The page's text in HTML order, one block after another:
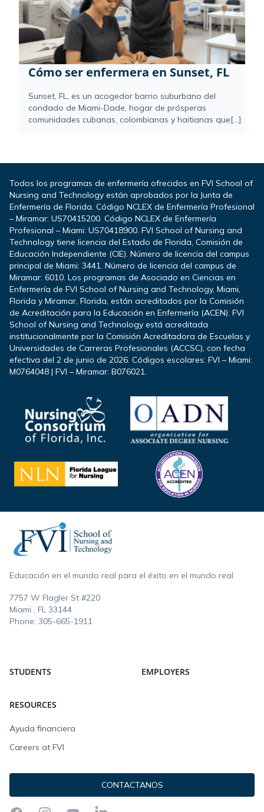
Cómo ser enfermera en Sunset, FL
Sunset, FL, es un acogedor barrio suburbano del
condado de Miami-Dade, hogar de prósperas
comunidades cubanas, colombianas y haitianas que[...]
Todos los programas de enfermería ofrecidos en FVI School of
Nursing and Technology están aprobados por la Junta de
Enfermería de Florida. Código NCLEX de Enfermería Profesional
– Miramar: US70415200. Código NCLEX de Enfermería
Profesional – Miami: US70418900. FVI School of Nursing and
Technology tiene licencia del Estado de Florida, Comisión de
Educación Independiente (CIE). Número de licencia del campus
principal de Miami: 3441. Número de licencia del campus de
Miramar: 6010. Los programas de Asociado en Ciencias en
Enfermería de FVI School of Nursing and Technology, Miami,
Florida y Miramar, Florida, están acreditados por la Comisión
de Acreditación para la Educación en Enfermería (ACEN). FVI
School of Nursing and Technology está acreditada
institucionalmente por la Comisión Acreditadora de Escuelas y
Universidades de Carreras Profesionales (ACCSC), con fecha
efectiva del 2 de junio de 2026. Códigos escolares: FVI – Miami:
M0764048 | FVI – Miramar: B076021.
Educación en el mundo real para el éxito en el mundo real
7757 W Flagler St #220
Miami , FL 33144
Phone: 305-665-1911
STUDENTS EMPLOYERS
RESOURCES
Ayuda financiera
Careers at FVI
CONTACTANOS